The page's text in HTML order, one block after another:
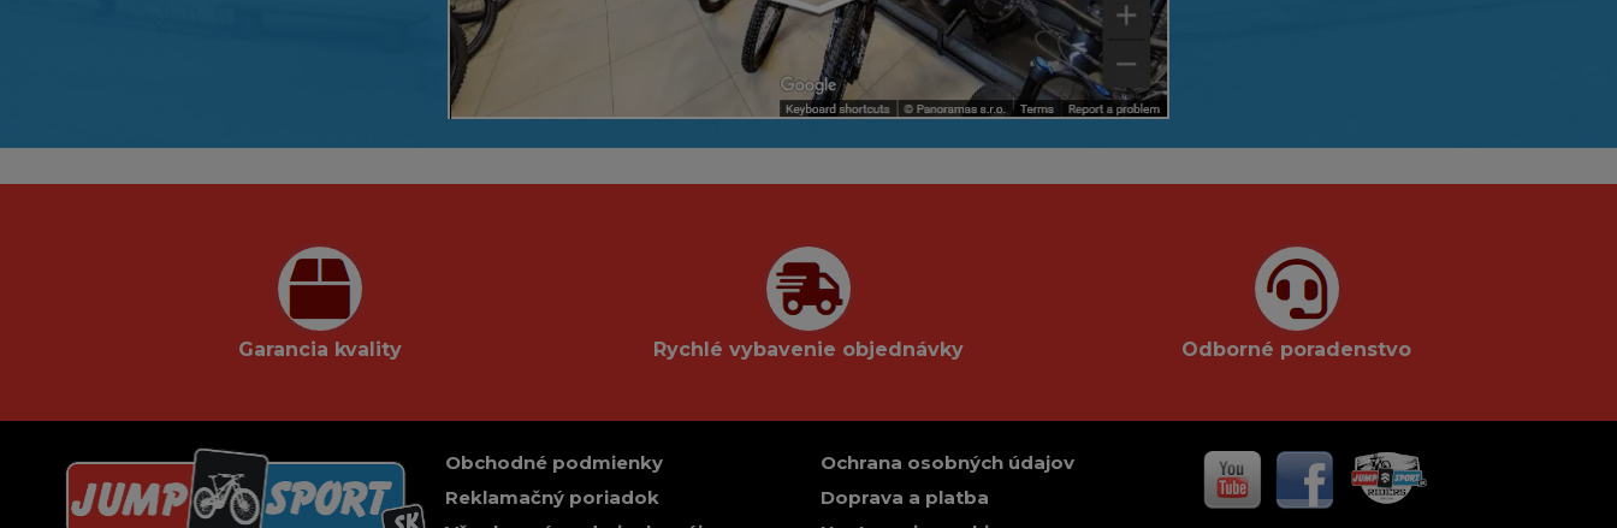
Garancia kvality Rychlé vybavenie objednávky Odborné poradenstvo
Obchodné podmienky
Reklamačný poriadok
Ochrana osobných údajov
Doprava a platba